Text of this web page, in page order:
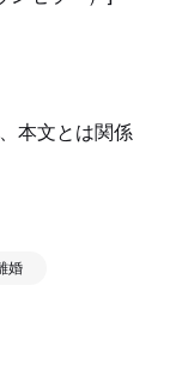
本文とは関係
婚